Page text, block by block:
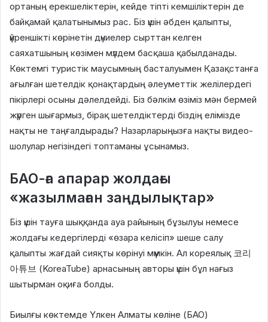
ортаның ерекшеліктерін, кейде тіпті кемшіліктерін де
байқамай қалатынымыз рас. Біз үшін әбден қалыпты,
үйреншікті көрінетін дүниелер сырттан келген
саяхатшының көзімен мүлдем басқаша қабылданады.
Көктемгі туристік маусымның басталуымен Қазақстанға
ағылған шетелдік қонақтардың әлеуметтік желілердегі
пікірлері осыны дәлелдейді. Біз бәлкім өзіміз мән бермей
жүрген шығармыз, бірақ шетелдіктерді біздің елімізде
нақты не таңғалдырады? Назарларыңызға нақты видео-
шолулар негізіндегі топтаманы ұсынамыз.
БАО-ға апарар жолдағы
«жазылмаған заңдылықтар»
Біз үшін тауға шыққанда ауа райының бұзылуы немесе
жолдағы кедергілерді «өзара келісіп» шеше салу
қалыпты жағдай сияқты көрінуі мүмкін. Ал кореялық 코리
아튜브 (KoreaTube) арнасының авторы үшін бұл нағыз
шытырман оқиға болды.
Биылғы көктемде Үлкен Алматы көліне (БАО)